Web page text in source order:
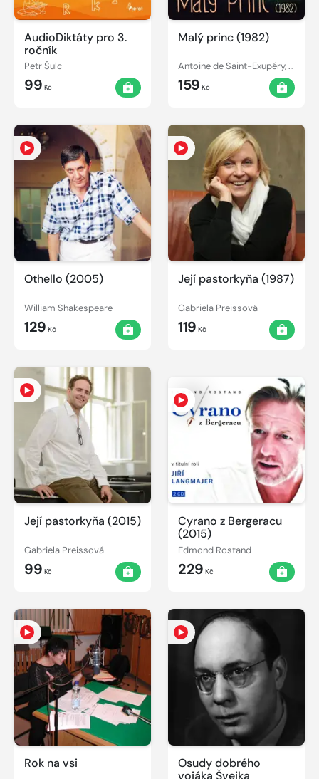
AudioDiktáty pro 3.
ročník
Petr Šulc
99 Kč
Malý princ (1982)
Antoine de Saint-Exupéry, Eduard Cupák
159 Kč
Othello (2005)
William Shakespeare
129 Kč
Její pastorkyňa (1987)
Gabriela Preissová
119 Kč
Její pastorkyňa (2015)
Gabriela Preissová
99 Kč
Cyrano z Bergeracu
(2015)
Edmond Rostand
229 Kč
Rok na vsi
Osudy dobrého
vojáka Švejka